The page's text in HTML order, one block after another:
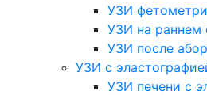
УЗИ
УЗИ на раннем
УЗИ после
УЗИ с
УЗИ печени с